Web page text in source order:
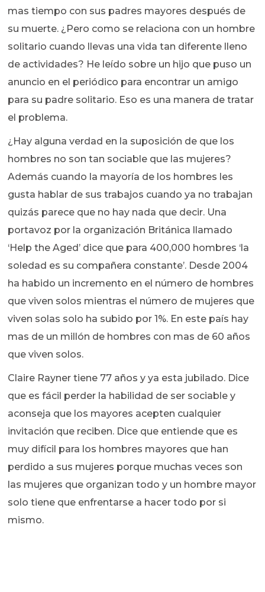
mas tiempo con sus padres mayores después de
su muerte. ¿Pero como se relaciona con un hombre
solitario cuando llevas una vida tan diferente lleno
de actividades? He leído sobre un hijo que puso un
anuncio en el periódico para encontrar un amigo
para su padre solitario. Eso es una manera de tratar
el problema.
¿Hay alguna verdad en la suposición de que los
hombres no son tan sociable que las mujeres?
Además cuando la mayoría de los hombres les
gusta hablar de sus trabajos cuando ya no trabajan
quizás parece que no hay nada que decir. Una
portavoz por la organización Británica llamado
‘Help the Aged’ dice que para 400,000 hombres ‘la
soledad es su compañera constante’. Desde 2004
ha habido un incremento en el número de hombres
que viven solos mientras el número de mujeres que
viven solas solo ha subido por 1%. En este país hay
mas de un millón de hombres con mas de 60 años
que viven solos.
Claire Rayner tiene 77 años y ya esta jubilado. Dice
que es fácil perder la habilidad de ser sociable y
aconseja que los mayores acepten cualquier
invitación que reciben. Dice que entiende que es
muy difícil para los hombres mayores que han
perdido a sus mujeres porque muchas veces son
las mujeres que organizan todo y un hombre mayor
solo tiene que enfrentarse a hacer todo por si
mismo.